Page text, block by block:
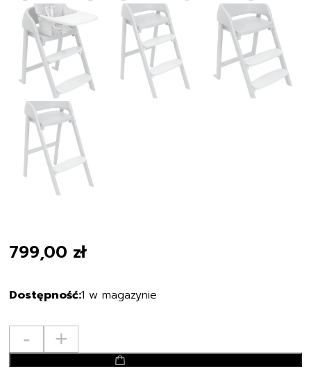
799,00 zł
1 w magazynie
-
CHICCO
krzesełko
+